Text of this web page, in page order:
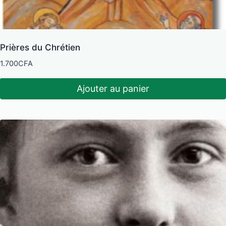
Prières du Chrétien
1.700CFA
Ajouter au panier